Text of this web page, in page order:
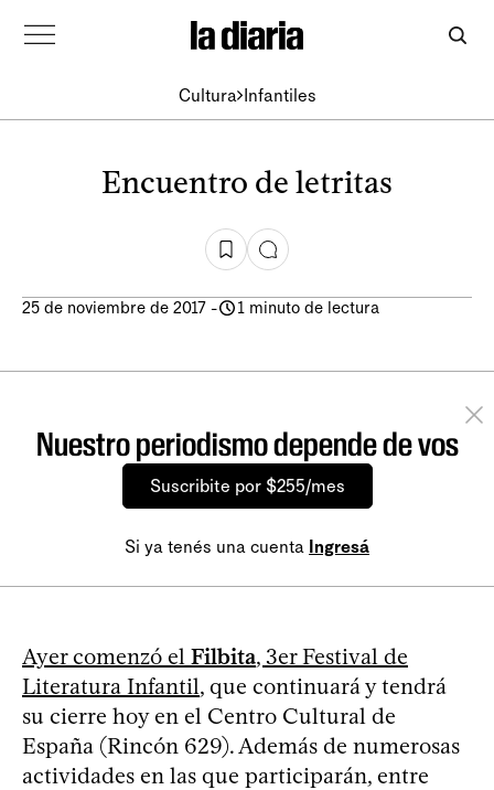
Cultura Infantiles
Encuentro de letritas
25 de noviembre de 2017 - 1 minuto de lectura
Nuestro periodismo depende de vos
Suscribite por $255/mes
Si ya tenés una cuenta Ingresá
Ayer comenzó el Filbita, 3er Festival de
Literatura Infantil, que continuará y tendrá
su cierre hoy en el Centro Cultural de
España (Rincón 629). Además de numerosas
actividades en las que participarán, entre